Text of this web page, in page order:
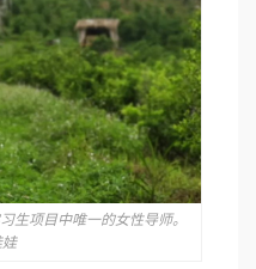
生项目中唯一的女性导师。
娃